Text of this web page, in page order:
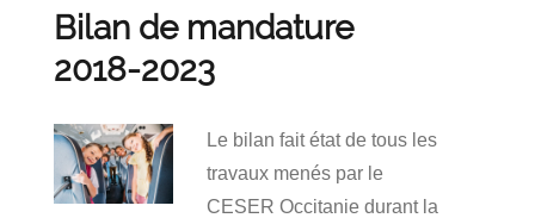
Bilan de mandature
2018-2023
Le bilan fait état de tous les
travaux menés par le
CESER Occitanie durant la